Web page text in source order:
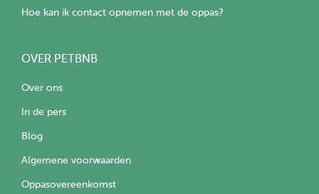
Hoe kan ik contact opnemen met de oppas?
OVER PETBNB
Over ons
In de pers
Blog
Algemene voorwaarden
Oppasovereenkomst